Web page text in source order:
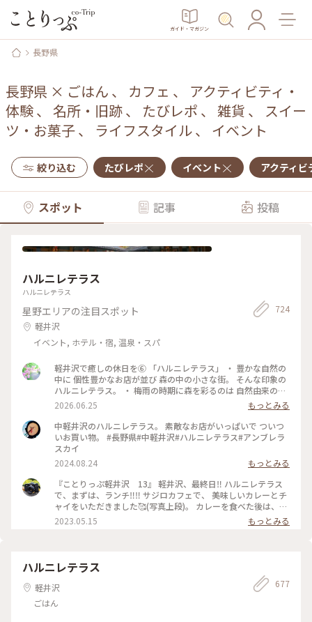
ガイド・マガジン
長野県
長野県 × ごはん 、 カフェ 、 アクティビティ・
体験、 名所・旧跡、 たびレポ 、 雑貨 、 スイー
ツ・お菓子、 ライフスタイル、 イベント
絞り込む たびレポ イベント アクティビ
スポット 記事 投稿
ハルニレテラス
ハルニレテラス
星野エリアの注目スポット
軽井沢
イベント, ホテル・宿, 温泉・スパ
724
軽井沢で癒しの休日を⑥ 「ハルニレテラス」 ・ 豊かな自然の
中に 個性豊かなお店が並び 森の中の小さな街。 そんな印象の
ハルニレテラス。 ・ 梅雨の時期に森を彩るのは 自然由来の素
材で100色に染めた布たち。 日差しに照らされ風に揺れて〜
改めて晴れて良かったなぁ〜。 心が躍る風景でした。 ・ 平日
でしたが多くの人で賑わっていました。 （週末はどうなっち
ゃうの？） #ひみつの絶景 #軽井沢 #ハルニレテラス
2026.06.25
もっとみる
中軽井沢のハルニレテラス。 素敵なお店がいっぱいで ついつ
いお買い物。 #長野県#中軽井沢#ハルニレテラス#アンブレラ
スカイ
2024.08.24
もっとみる
『ことりっぷ軽井沢 13』 軽井沢、最終日‼️ ハルニレテラス
で、まずは、ランチ‼️‼️ サジロカフェで、 美味しいカレーとチ
ャイをいただきました🥰(写真上段)。 カレーを食べた後は、、
ソフトクリーム🍦🤣(写真右下)。 和菓子の【和泉屋 傳兵衛】
さんで販売している、 〘森の花豆ソフトクリーム〙です。 森
たです🥰🥰 【和泉屋 傳兵衛】さんと、 【丸山珈琲】さんで
お土産を買って、 帰宅しました。 本当に、のんびり過ごし
て、 食べて飲んての旅でした😆😆 #私のことりっぷ旅#ことり
っぷ軽井沢#ランチ#カレー#ソフトクリーム#お土産#OPPO撮
影
2023.05.15 もっとみる
ハルニレテラス
軽井沢
ごはん
677